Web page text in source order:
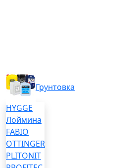
Грунтовка
HYGGE
Лоймина
FABIO
OTTINGER
PLITONIT